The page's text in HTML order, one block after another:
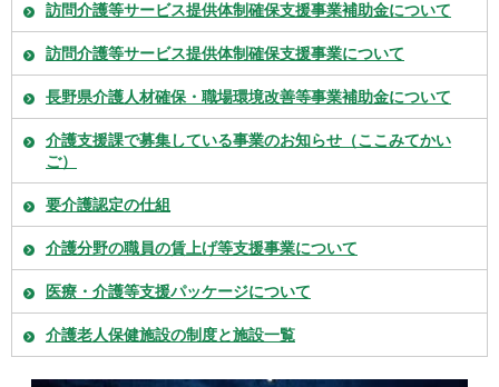
訪問介護等サービス提供体制確保支援事業補助金について
訪問介護等サービス提供体制確保支援事業について
長野県介護人材確保・職場環境改善等事業補助金について
介護支援課で募集している事業のお知らせ（ここみてかい
ご）
要介護認定の仕組
介護分野の職員の賃上げ等支援事業について
医療・介護等支援パッケージについて
介護老人保健施設の制度と施設一覧